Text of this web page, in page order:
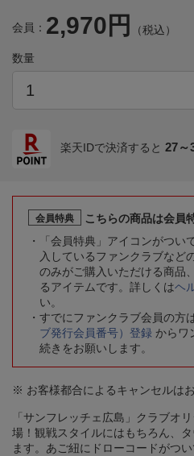
会員： 2,970円 （税込）
数量
楽天IDで決済すると 27～
会員特典
こちらの商品は会員
「会員特典」アイコンがつ
入しているファンクラブなど
のみがご購入いただける商品
るアイテムです。詳しくはヘ
い。
すでにファンクラブ会員の方は
ブ発行会員番号）登録 からワ
続きをお願いします。
※ お客様都合によるキャンセルは
「サンフレッチェ広島」クラブオ
場！観戦スタイルにはもちろん、
ます。あご紐にドローコードがつ